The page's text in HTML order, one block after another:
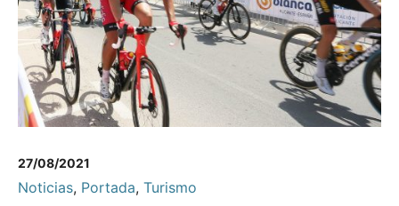
27/08/2021
Noticias, Portada, Turismo